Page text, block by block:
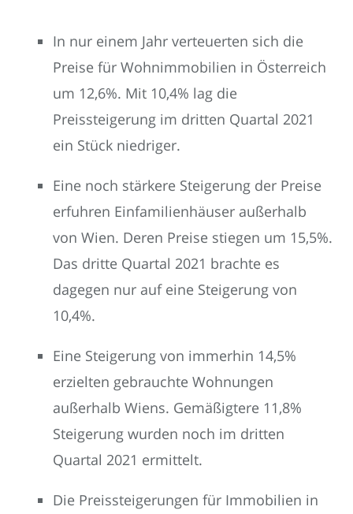
In nur einem Jahr verteuerten sich die
Preise für Wohnimmobilien in Österreich
um 12,6%. Mit 10,4% lag die
Preissteigerung im dritten Quartal 2021
ein Stück niedriger.
Eine noch stärkere Steigerung der Preise
erfuhren Einfamilienhäuser außerhalb
von Wien. Deren Preise stiegen um 15,5%.
Das dritte Quartal 2021 brachte es
dagegen nur auf eine Steigerung von
10,4%.
Eine Steigerung von immerhin 14,5%
erzielten gebrauchte Wohnungen
außerhalb Wiens. Gemäßigtere 11,8%
Steigerung wurden noch im dritten
Quartal 2021 ermittelt.
Die Preissteigerungen für Immobilien in